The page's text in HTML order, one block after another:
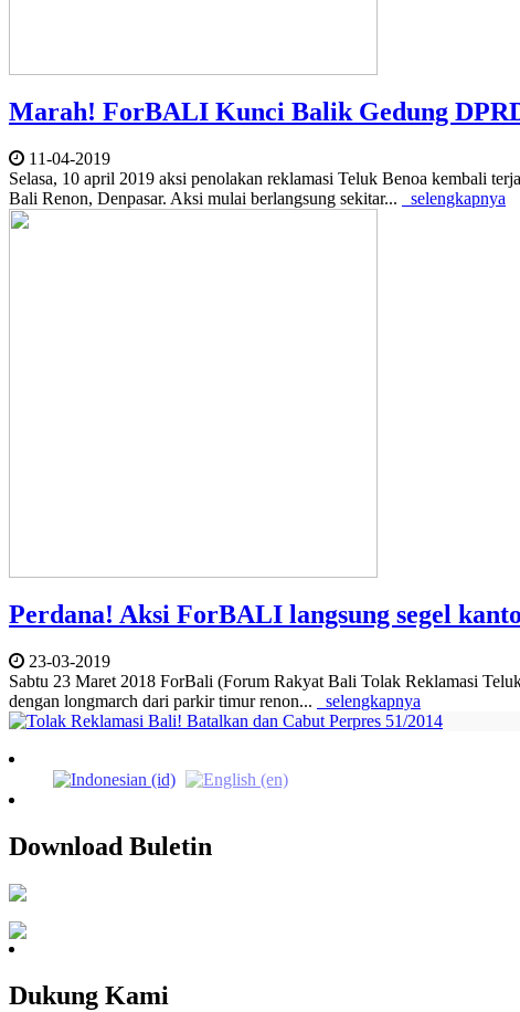
Marah! ForBALI Kunci Balik Gedung
11-04-2019
Selasa, 10 april 2019 aksi penolakan reklamasi Teluk Benoa kembali
Bali Renon, Denpasar. Aksi mulai berlangsung sekitar...
selengkapnya
Perdana! Aksi ForBALI langsung segel
23-03-2019
Sabtu 23 Maret 2018 ForBali (Forum Rakyat Bali Tolak Reklamasi
dengan longmarch dari parkir timur renon...
selengkapnya
Download Buletin
Dukung Kami